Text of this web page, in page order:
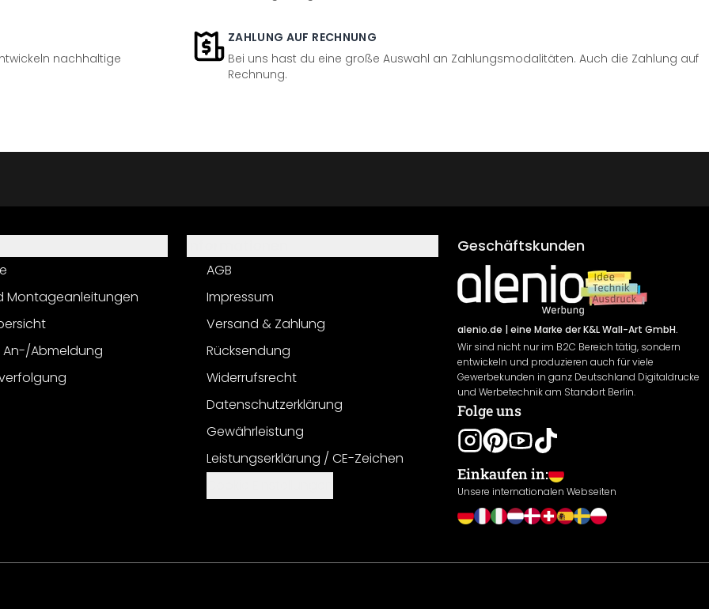
nachhaltige
ZAHLUNG AUF RECHNUNG
Bei uns hast du eine große Auswahl an Zahlungsmodalitäten. Auch die Zahlung auf
Rechnung.
Montageanleitungen
An-/Abmeldung
AGB
Impressum
Versand & Zahlung
Rücksendung
Widerrufsrecht
Datenschutzerklärung
Gewährleistung
Leistungserklärung / CE-Zeichen
Geschäftskunden
alenio.de | eine Marke der K&L Wall-Art GmbH.
Wir sind nicht nur im B2C Bereich tätig, sondern
entwickeln und produzieren auch für viele
Gewerbekunden in ganz Deutschland Digitaldrucke
und Werbetechnik am Standort Berlin.
Folge uns
Einkaufen in:
Unsere internationalen Webseiten